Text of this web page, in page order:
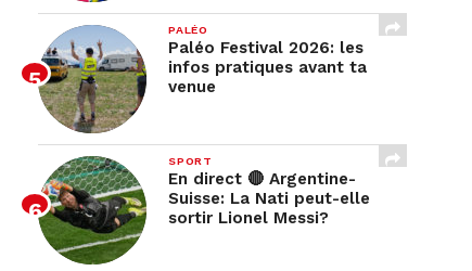
PALÉO
Paléo Festival 2026: les
infos pratiques avant ta
venue
SPORT
En direct 🔴 Argentine-
Suisse: La Nati peut-elle
sortir Lionel Messi?